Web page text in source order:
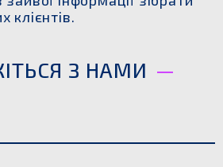
клієнтів.
З НАМИ